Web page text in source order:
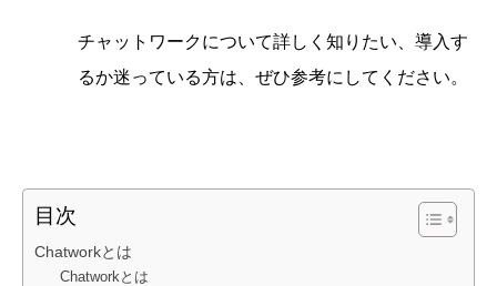
チャットワークについて詳しく知りたい、導入す
るか迷っている方は、ぜひ参考にしてください。
目次
Chatworkとは
Chatworkとは